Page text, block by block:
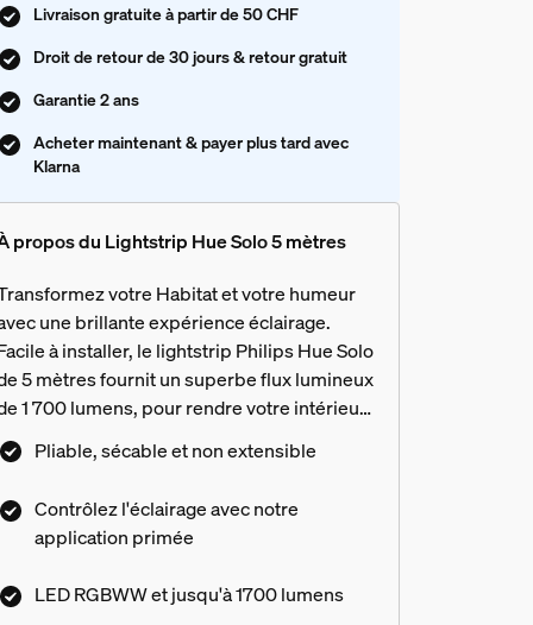
Livraison gratuite à partir de 50 CHF
Droit de retour de 30 jours & retour gratuit
Garantie 2 ans
Acheter maintenant & payer plus tard avec
Klarna
propos du Lightstrip Hue Solo 5 mètres
votre Habitat et votre humeur
une brillante expérience éclairage.
à installer, le lightstrip Philips Hue Solo
5 mètres fournit un superbe flux lumineux
1 700 lumens, pour rendre votre intérieur
lumineux. Éclairé par des LED RGBWW,
lightstrip crée une couleur pure et une
de sécurité. Il vous permet d'interagir
avec le lightstrip. Chaque
de 2 ans.
Pliable, sécable et non extensible
Contrôlez l'éclairage avec notre
application primée
LED RGBWW et jusqu'à 1700 lumens